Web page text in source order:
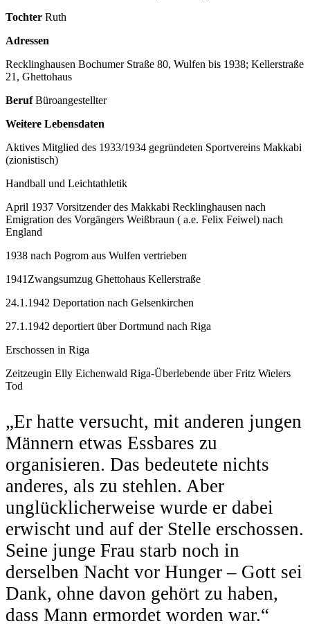
Tochter Ruth
Adressen
Recklinghausen Bochumer Straße 80, Wulfen bis 1938; Kellerstraße
21, Ghettohaus
BerufBüroangestellter
Weitere Lebensdaten
Aktives Mitglied des 1933/1934 gegründeten Sportvereins Makkabi
(zionistisch)
Handball und Leichtathletik
April 1937 Vorsitzender des Makkabi Recklinghausen nach
Emigration des Vorgängers Weißbraun ( a.e. Felix Feiwel) nach
England
1938 nach Pogrom aus Wulfen vertrieben
1941Zwangsumzug Ghettohaus Kellerstraße
24.1.1942 Deportation nach Gelsenkirchen
27.1.1942 deportiert über Dortmund nach Riga
Erschossen in Riga
Zeitzeugin Elly Eichenwald Riga-Überlebende über Fritz Wielers
Tod
„Er hatte versucht, mit anderen jungen
Männern etwas Essbares zu
organisieren. Das bedeutete nichts
anderes, als zu stehlen. Aber
unglücklicherweise wurde er dabei
erwischt und auf der Stelle erschossen.
Seine junge Frau starb noch in
derselben Nacht vor Hunger – Gott sei
Dank, ohne davon gehört zu haben,
dass Mann ermordet worden war.“